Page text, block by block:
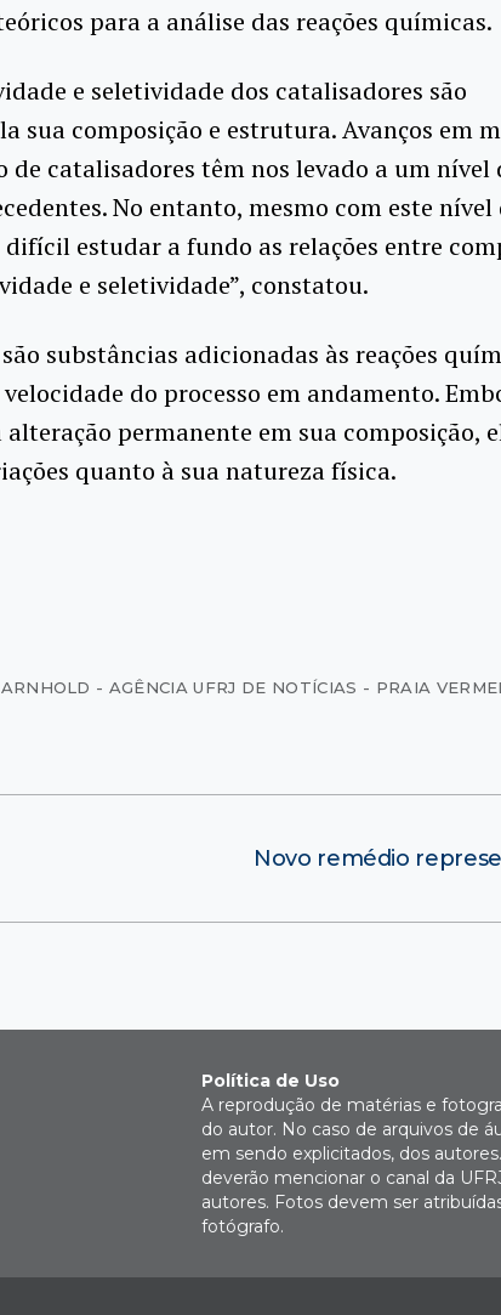
para a análise das reações químicas.
e seletividade dos catalisadores são
sua composição e estrutura. Avanços em
de catalisadores têm nos levado a um nível
No entanto, mesmo com este nível
estudar a fundo as relações entre
e seletividade”, constatou.
substâncias adicionadas às reações
do processo em andamento.
permanente em sua composição,
quanto à sua natureza física.
- AGÊNCIA UFRJ DE NOTÍCIAS - PRAIA
Novo remédio
Política de Uso
A reprodução de matérias e
do autor. No caso de arquivos de
em sendo explicitados, dos
deverão mencionar o canal da
autores. Fotos devem ser
fotógrafo.